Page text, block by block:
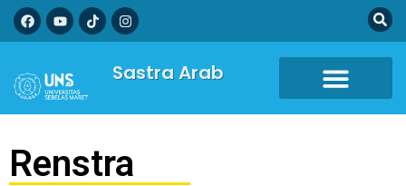
Sastra Arab
Renstra